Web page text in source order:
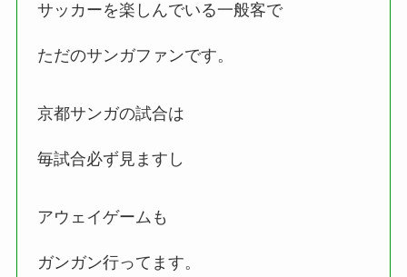
サッカーを楽しんでいる一般客で
ただのサンガファンです。
京都サンガの試合は
毎試合必ず見ますし
アウェイゲームも
ガンガン行ってます。